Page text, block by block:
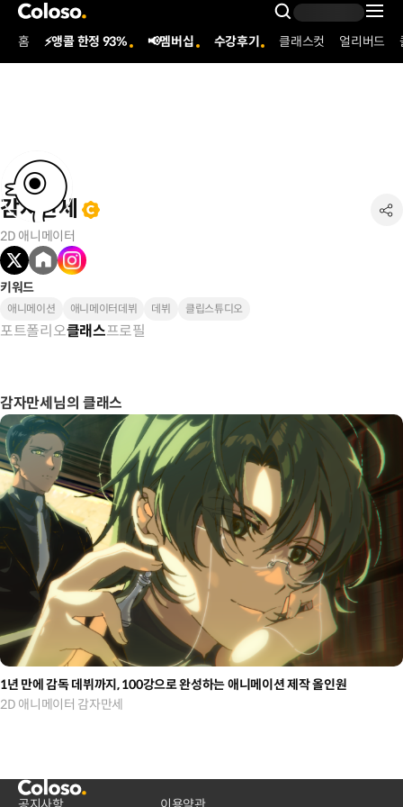
콜로소
Search
Coloso Menu
홈 ⚡앵콜 한정 93% 📢멤버십 수강후기 클래스컷 얼리버드
감자만세
2D 애니메이터
키워드
애니메이션 애니메이터데뷔 데뷔 클립스튜디오
포트폴리오클래스프로필
감자만세님의 클래스
1년 만에 감독 데뷔까지, 100강으로 완성하는 애니메이션 제작 올인원
2D 애니메이터 감자만세